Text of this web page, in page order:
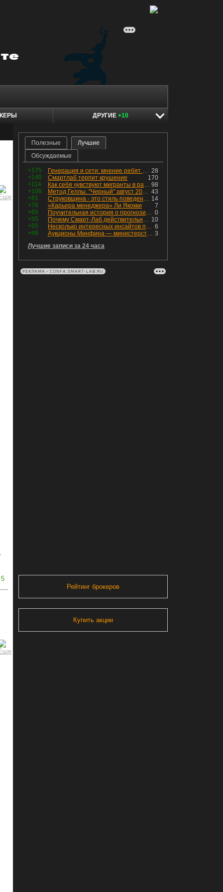
ДРУГИЕ +10
5
Полезные
Лучшие
Обсуждаемые
+175 28
Генерация и сети: мнение ребят из индустрии
+140
170
Смартлаб терпит крушение
+114
98
Как себя чувствуют мигранты в раю, в который они так стремились
+106
43
Метод Геллы. "Черный" август 2026 - быть или не быть?
+81
14
Струковщина - это стиль поведения, известный всем в секторе золотодобычи.
+76
7
«Карьера менеджера» Ли Якокки
+65
0
Поучительная история о прогнозировании
+55
10
Почему Смарт-Лаб действительно протух
+55
6
Несколько интересных инсайтов по "Озону"
+48
3
Аукционы Минфина — министерство всё ещё не придумало "лекарство" для рынка ОФЗ. Ликвидности банкам не хватает это по РЕПО аукционам!
Лучшие записи за 24 часа
РЕКЛАМА • CONFA.SMART-LAB.RU
Рейтинг брокеров
Купить акции